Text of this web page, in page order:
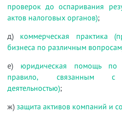
проверок до оспаривания
актов налоговых органов);
д) коммерческая практика
бизнеса по различным
е) юридическая помощь по
правило, связанным с
деятельностью);
ж) защита активов компаний и